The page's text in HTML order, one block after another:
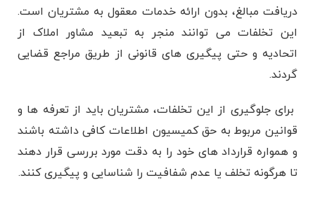
دریافت مبالغ، بدون ارائه خدمات معقول به مشتریان است.
این تخلفات می ‌توانند منجر به تبعید مشاور املاک از
اتحادیه و حتی پیگیری ‌های قانونی از طریق مراجع قضایی
گردند.
برای جلوگیری از این تخلفات، مشتریان باید از تعرفه ‌ها و
قوانین مربوط به حق کمیسیون اطلاعات کافی داشته باشند
و همواره قرارداد های خود را به دقت مورد بررسی قرار دهند
تا هرگونه تخلف یا عدم شفافیت را شناسایی و پیگیری کنند.